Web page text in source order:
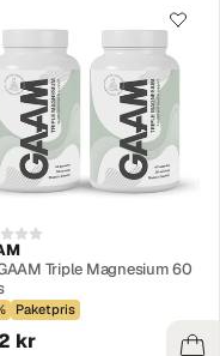
Triple Magnesium 60
Paketpris
kr